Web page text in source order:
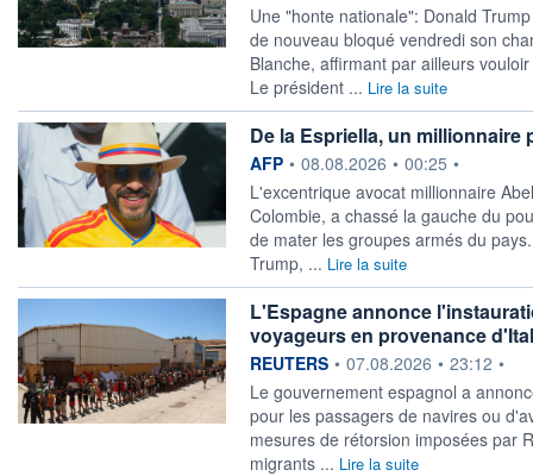
Une "honte nationale": Donald
de nouveau bloqué vendredi son
Blanche, affirmant par ailleurs
Le président ... Lire la suite
De la Espriella, un millionnaire
information fournie par
AFP • 08.08.2026 • 00:25 •
L'excentrique avocat millionnaire
Colombie, a chassé la gauche du
de mater les groupes armés du
Trump, ... Lire la suite
L'Espagne annonce
voyageurs en provenance
information fournie par
REUTERS • 07.08.2026 • 23:12 •
‌Le gouvernement espagnol a
pour les passagers ​de navires ou
mesures de ‌rétorsion imposées par
⁠migrants ... Lire la suite